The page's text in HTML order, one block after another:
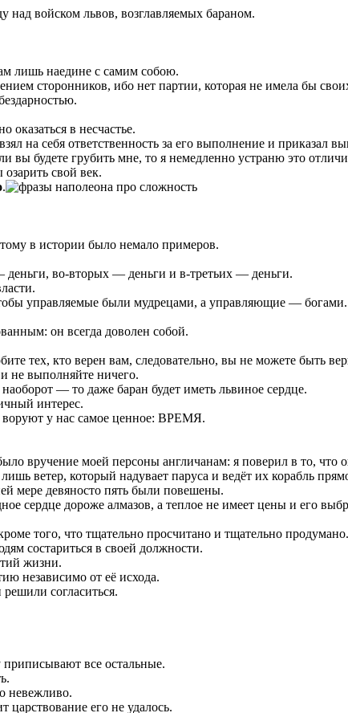
над войском львов, возглавляемых бараном.
лишь наедине с самим собою.
сторонников, ибо нет партии, которая не имела бы
оказаться в несчастье.
на себя ответственность за его выполнение и приказал
вы будете грубить мне, то я немедленно устраню это
свой век.
.
в истории было немало примеров.
во-вторых — деньги и в-третьих — деньги.
управляемые были мудрецами, а управляющие — богами.
он всегда доволен собой.
тех, кто верен вам, следовательно, вы не можете быть
не выполняйте ничего.
— то даже баран будет иметь львиное сердце.
интерес.
воруют у нас самое ценное: ВРЕМЯ.
вручение моей персоны англичанам: я поверил в то, что
ветер, который надувает паруса и ведёт их корабль
мере девяносто пять были повешены.
сердце дороже алмазов, а теплое не имеет цены и его
того, что тщательно просчитано и тщательно продумано.
состариться в своей должности.
жизни.
независимо от её исхода.
согласиться.
приписывают все остальные.
невежливо.
царствование его не удалось.